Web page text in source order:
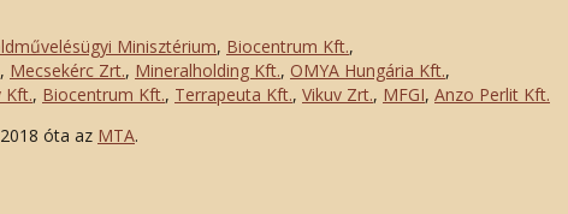
Minisztérium, Biocentrum Kft.,
, Mecsekérc Zrt., Mineralholding Kft., OMYA Hungária Kft.,
Kft., Biocentrum Kft., Terrapeuta Kft., Vikuv Zrt., MFGI, Anzo Perlit Kft.
óta az MTA.